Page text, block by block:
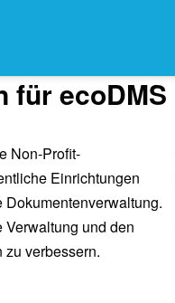
für ecoDMS
Non-Profit-
Einrichtungen
und den
verbessern.